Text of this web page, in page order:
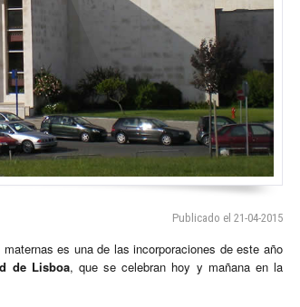
Publicado el 21-04-2015
es una de las incorporaciones de este año
de Lisboa, que se celebran hoy y mañana en la